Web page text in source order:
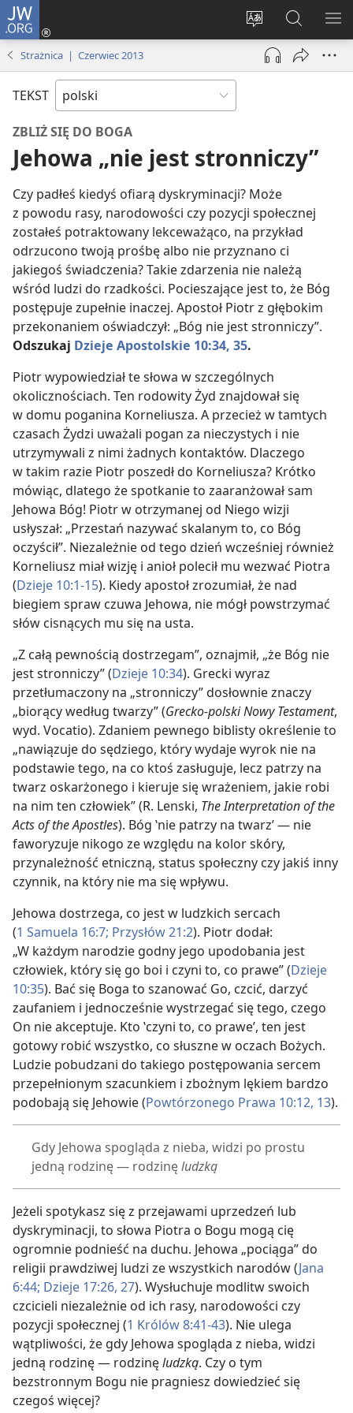
JW.ORG
Wybór
języka
Logowanie
(opens
window)
Szukaj
na
JW.ORG
Strażnica | Czerwiec 2013
TEKST
ZBLIŻ SIĘ DO BOGA
Jehowa „nie jest stronniczy”
Czy padłeś kiedyś ofiarą dyskryminacji? Może
z powodu rasy, narodowości czy pozycji społecznej
zostałeś potraktowany lekceważąco, na przykład
odrzucono twoją prośbę albo nie przyznano ci
jakiegoś świadczenia? Takie zdarzenia nie należą
wśród ludzi do rzadkości. Pocieszające jest to, że Bóg
postępuje zupełnie inaczej. Apostoł Piotr z głębokim
przekonaniem oświadczył: „Bóg nie jest stronniczy”.
Odszukaj Dzieje Apostolskie 10:34, 35.
Piotr wypowiedział te słowa w szczególnych
okolicznościach. Ten rodowity Żyd znajdował się
w domu poganina Korneliusza. A przecież w tamtych
czasach Żydzi uważali pogan za nieczystych i nie
utrzymywali z nimi żadnych kontaktów. Dlaczego
w takim razie Piotr poszedł do Korneliusza? Krótko
mówiąc, dlatego że spotkanie to zaaranżował sam
Jehowa Bóg! Piotr w otrzymanej od Niego wizji
usłyszał: „Przestań nazywać skalanym to, co Bóg
oczyścił”. Niezależnie od tego dzień wcześniej również
Korneliusz miał wizję i anioł polecił mu wezwać Piotra
(Dzieje 10:1-15). Kiedy apostoł zrozumiał, że nad
biegiem spraw czuwa Jehowa, nie mógł powstrzymać
słów cisnących mu się na usta.
„Z całą pewnością dostrzegam”, oznajmił, „że Bóg nie
jest stronniczy” (Dzieje 10:34). Grecki wyraz
przetłumaczony na „stronniczy” dosłownie znaczy
„biorący według twarzy” (Grecko-polski Nowy Testament,
wyd. Vocatio). Zdaniem pewnego biblisty określenie to
„nawiązuje do sędziego, który wydaje wyrok nie na
podstawie tego, na co ktoś zasługuje, lecz patrzy na
twarz oskarżonego i kieruje się wrażeniem, jakie robi
na nim ten człowiek” (R. Lenski, The Interpretation of the
Acts of the Apostles). Bóg ‛nie patrzy na twarz’ — nie
faworyzuje nikogo ze względu na kolor skóry,
przynależność etniczną, status społeczny czy jakiś inny
czynnik, na który nie ma się wpływu.
Jehowa dostrzega, co jest w ludzkich sercach
(1 Samuela 16:7; Przysłów 21:2). Piotr dodał:
„W każdym narodzie godny jego upodobania jest
człowiek, który się go boi i czyni to, co prawe” (Dzieje
10:35). Bać się Boga to szanować Go, czcić, darzyć
zaufaniem i jednocześnie wystrzegać się tego, czego
On nie akceptuje. Kto ‛czyni to, co prawe’, ten jest
gotowy robić wszystko, co słuszne w oczach Bożych.
Ludzie pobudzani do takiego postępowania sercem
przepełnionym szacunkiem i zbożnym lękiem bardzo
podobają się Jehowie (Powtórzonego Prawa 10:12, 13).
Gdy Jehowa spogląda z nieba, widzi po prostu
jedną rodzinę — rodzinęludzką
Jeżeli spotykasz się z przejawami uprzedzeń lub
dyskryminacji, to słowa Piotra o Bogu mogą cię
ogromnie podnieść na duchu. Jehowa „pociąga” do
religii prawdziwej ludzi ze wszystkich narodów (Jana
6:44; Dzieje 17:26, 27). Wysłuchuje modlitw swoich
czcicieli niezależnie od ich rasy, narodowości czy
pozycji społecznej (1 Królów 8:41-43). Nie ulega
wątpliwości, że gdy Jehowa spogląda z nieba, widzi
jedną rodzinę — rodzinęludzką. Czy o tym
bezstronnym Bogu nie pragniesz dowiedzieć się
czegoś więcej?